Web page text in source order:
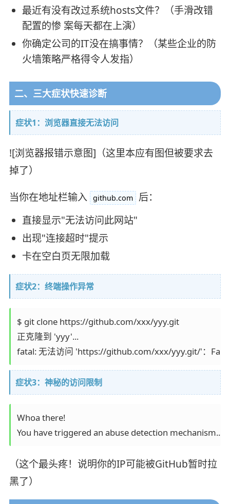
最近有没有改过系统hosts文件？（手滑改错
配置的惨 案每天都在上演）
你确定公司的IT没在搞事情？（某些企业的防
火墙策略严格得令人发指）
二、三大症状快速诊断
症状1：浏览器直接无法访问
![浏览器报错示意图]（这里本应有图但被要求去
掉了）
当你在地址栏输入 github.com
后：
直接显示"无法访问此网站"
出现"连接超时"提示
卡在空白页无限加载
症状2：终端操作异常
$ git clone https://github.com/xxx/yyy.git
正克隆到 'yyy'...
症状3：神秘的访问限制
Whoa there!
（这个最头疼！说明你的IP可能被GitHub暂时拉
黑了）